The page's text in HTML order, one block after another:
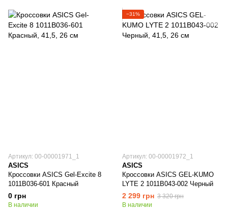
Артикул: 00-00001971_1
ASICS
Кроссовки ASICS Gel-Excite 8
1011B036-601 Красный
0 грн
В наличии
−31%
Артикул: 00-00001972_1
ASICS
Кроссовки ASICS GEL-KUMO
LYTE 2 1011B043-002 Черный
2 299 грн 3 320 грн
В наличии